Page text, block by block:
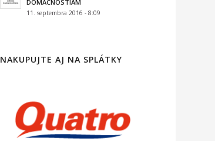
DOMÁCNOSTIAM
11. septembra 2016 - 8:09
NAKUPUJTE AJ NA SPLÁTKY